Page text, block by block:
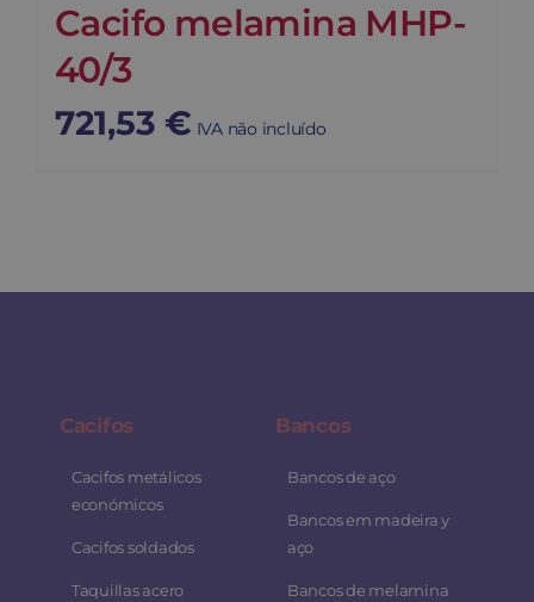
Cacifo melamina MHP-
40/3
721,53 € IVA não incluído
Cacifos
Cacifos metálicos
económicos
Cacifos soldados
Taquillas acero
Bancos
Bancos de aço
Bancos em madeira y
aço
Bancos de melamina